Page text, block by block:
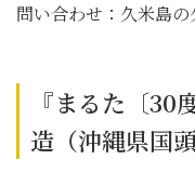
問い合わせ：久米島
『まるた〔30
造（沖縄県国